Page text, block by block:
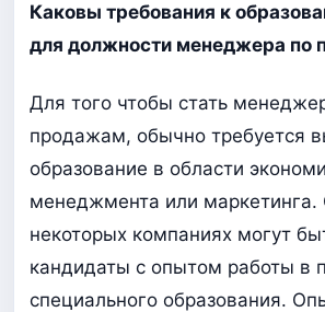
Каковы требования к
для должности менеджера по
Для того чтобы стать
продажам, обычно требуется
образование в области
менеджмента или маркетинга.
некоторых компаниях могут
кандидаты с опытом работы в
специального образования.